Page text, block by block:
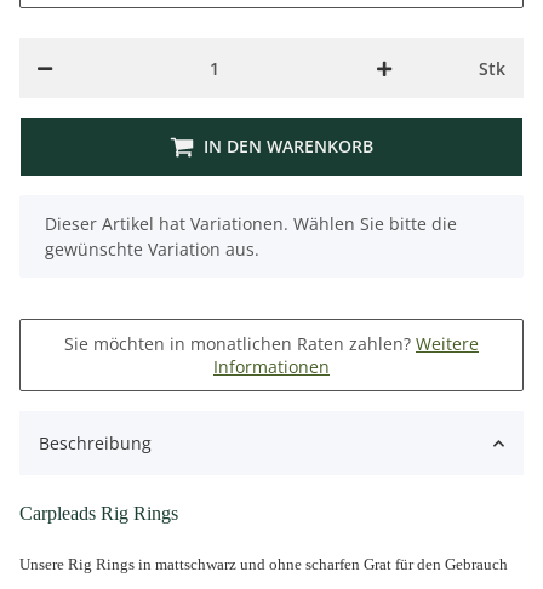
Stk
IN DEN WARENKORB
x
Dieser Artikel hat Variationen. Wählen Sie bitte die
gewünschte Variation aus.
Sie möchten in monatlichen Raten zahlen? Weitere
Informationen
Beschreibung
Carpleads Rig Rings
Unsere Rig Rings in mattschwarz und ohne scharfen Grat für den Gebrauch